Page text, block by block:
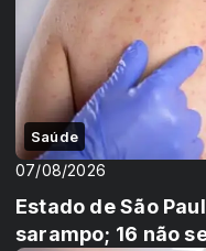
Saúde
07/08/2026
Estado de São
sarampo; 16 não